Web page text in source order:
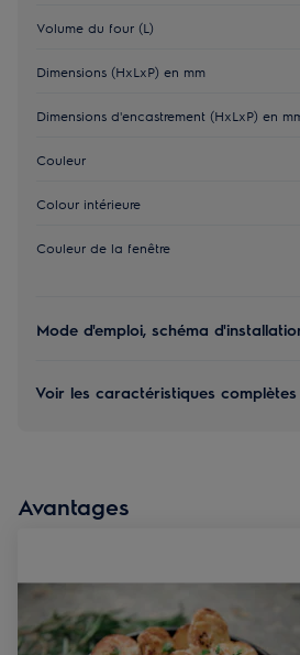
Volume du four (L)
Dimensions (HxLxP) en mm
Dimensions d'encastrement (HxLxP) en
Couleur
Colour intérieure
Couleur de la fenêtre
Mode d'emploi, schéma
Voir les caractéristiques complètes
Avantages